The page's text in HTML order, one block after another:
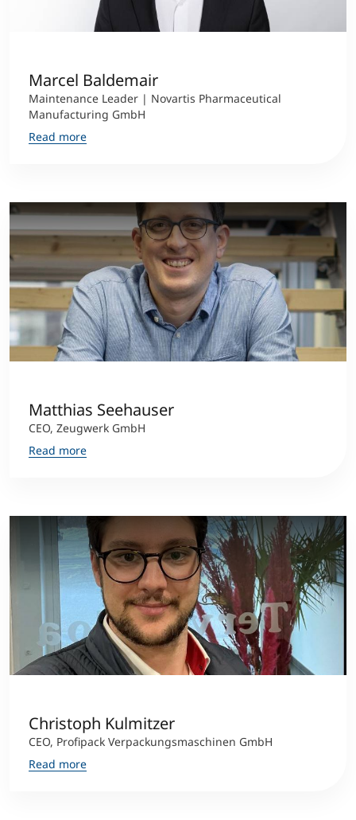
International
Mobility, Full Studies, Short Programs
Consultation
Micro Degrees
Micro Credentials
Management Seminars
Technical Training
Tailored Programs
Executive Education Finder
Marcel Baldemair
Maintenance Leader | Novartis Pharmaceutical
Manufacturing GmbH
Read more
Matthias Seehauser
CEO, Zeugwerk GmbH
Read more
Christoph Kulmitzer
CEO, Profipack Verpackungsmaschinen GmbH
Read more